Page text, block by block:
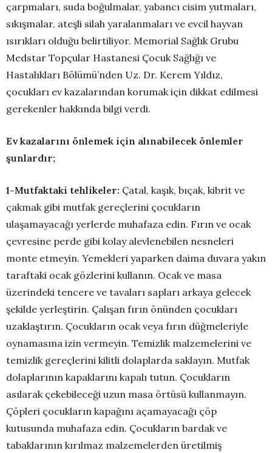
çarpmaları, suda boğulmalar, yabancı cisim yutmaları,
sıkışmalar, ateşli silah yaralanmaları ve evcil hayvan
ısırıkları olduğu belirtiliyor. Memorial Sağlık Grubu
Medstar Topçular Hastanesi Çocuk Sağlığı ve
Hastalıkları Bölümü’nden Uz. Dr. Kerem Yıldız,
çocukları ev kazalarından korumak için dikkat edilmesi
gerekenler hakkında bilgi verdi.
Ev kazalarını önlemek için alınabilecek önlemler
şunlardır;
1-Mutfaktaki tehlikeler: Çatal, kaşık, bıçak, kibrit ve
çakmak gibi mutfak gereçlerini çocukların
ulaşamayacağı yerlerde muhafaza edin. Fırın ve ocak
çevresine perde gibi kolay alevlenebilen nesneleri
monte etmeyin. Yemekleri yaparken daima duvara yakın
taraftaki ocak gözlerini kullanın. Ocak ve masa
üzerindeki tencere ve tavaları sapları arkaya gelecek
şekilde yerleştirin. Çalışan fırın önünden çocukları
uzaklaştırın. Çocukların ocak veya fırın düğmeleriyle
oynamasına izin vermeyin. Temizlik malzemelerini ve
temizlik gereçlerini kilitli dolaplarda saklayın. Mutfak
dolaplarının kapaklarını kapalı tutun. Çocukların
asılarak çekebileceği uzun masa örtüsü kullanmayın.
Çöpleri çocukların kapağını açamayacağı çöp
kutusunda muhafaza edin. Çocukların bardak ve
tabaklarının kırılmaz malzemelerden üretilmiş